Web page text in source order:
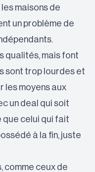
maisons de
un problème de
qualités, mais font
sont trop lourdes et
les moyens aux
un deal qui soit
que celui qui fait
à la fin, juste
comme ceux de